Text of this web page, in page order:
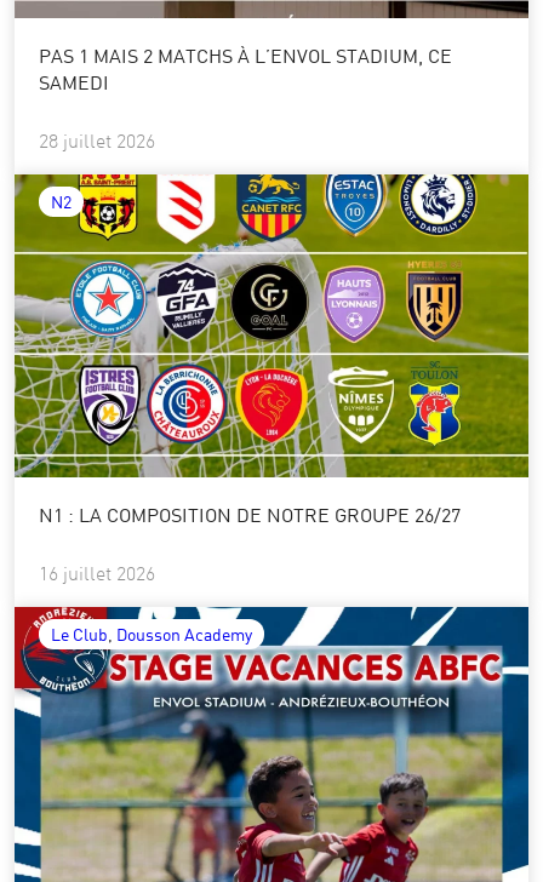
PAS 1 MAIS 2 MATCHS À L’ENVOL STADIUM, CE
SAMEDI
28 juillet 2026
N2
N1 : LA COMPOSITION DE NOTRE GROUPE 26/27
16 juillet 2026
Le Club Dousson Academy